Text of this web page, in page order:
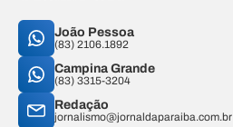
João Pessoa
(83) 2106.1892
Campina Grande
(83) 3315-3204
Redação
jornalismo@jornaldaparaiba.com.br